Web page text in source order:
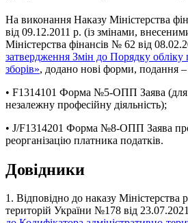
На виконання Наказу Міністерства
від 09.12.2011 р. (із змінами,
Міністерства фінансів № 62 від
затвердження Змін до Порядку обліку
зборів», додано нові форми, подання –
• F1314101 Форма №5-ОПП Заява (для
незалежну професійну діяльність);
• J/F1314201 Форма №8-ОПП Заява про
реорганізацію платника податків.
Довідники
1. Відповідно до наказу Міністерства
територій України №178 від